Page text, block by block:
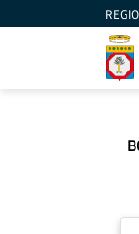
Salta al contenuto